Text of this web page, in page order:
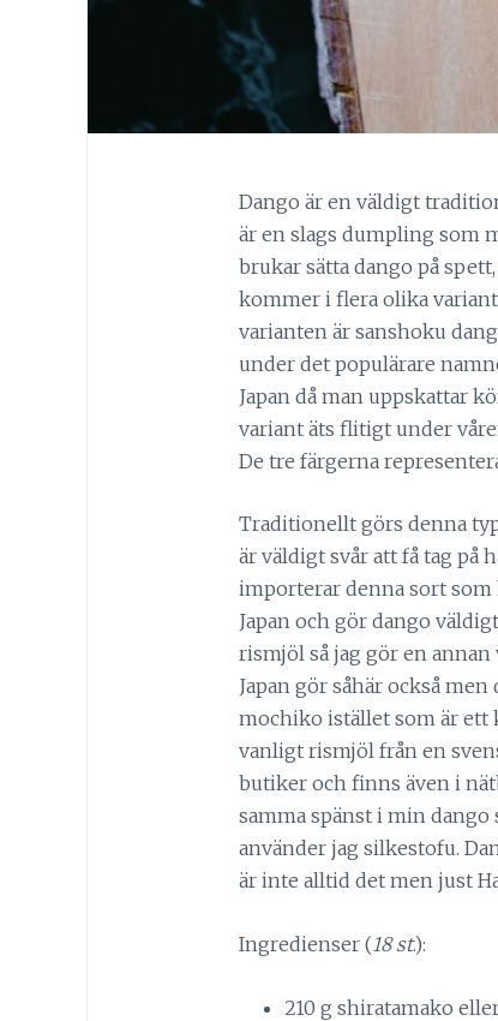
Dango är en väldigt
är en slags dumpling som
brukar sätta dango på
kommer i flera olika
varianten är sanshoku
under det populärare
Japan då man uppskattar
variant äts flitigt under
De tre färgerna
Traditionellt görs denna
är väldigt svår att få tag på
importerar denna sort
Japan och gör dango
rismjöl så jag gör en
Japan gör såhär också
mochiko istället som är ett
vanligt rismjöl från en
butiker och finns även i
samma spänst i min
använder jag silkestofu.
är inte alltid det men just
Ingredienser ( 18 st.):
210 g shiratamako